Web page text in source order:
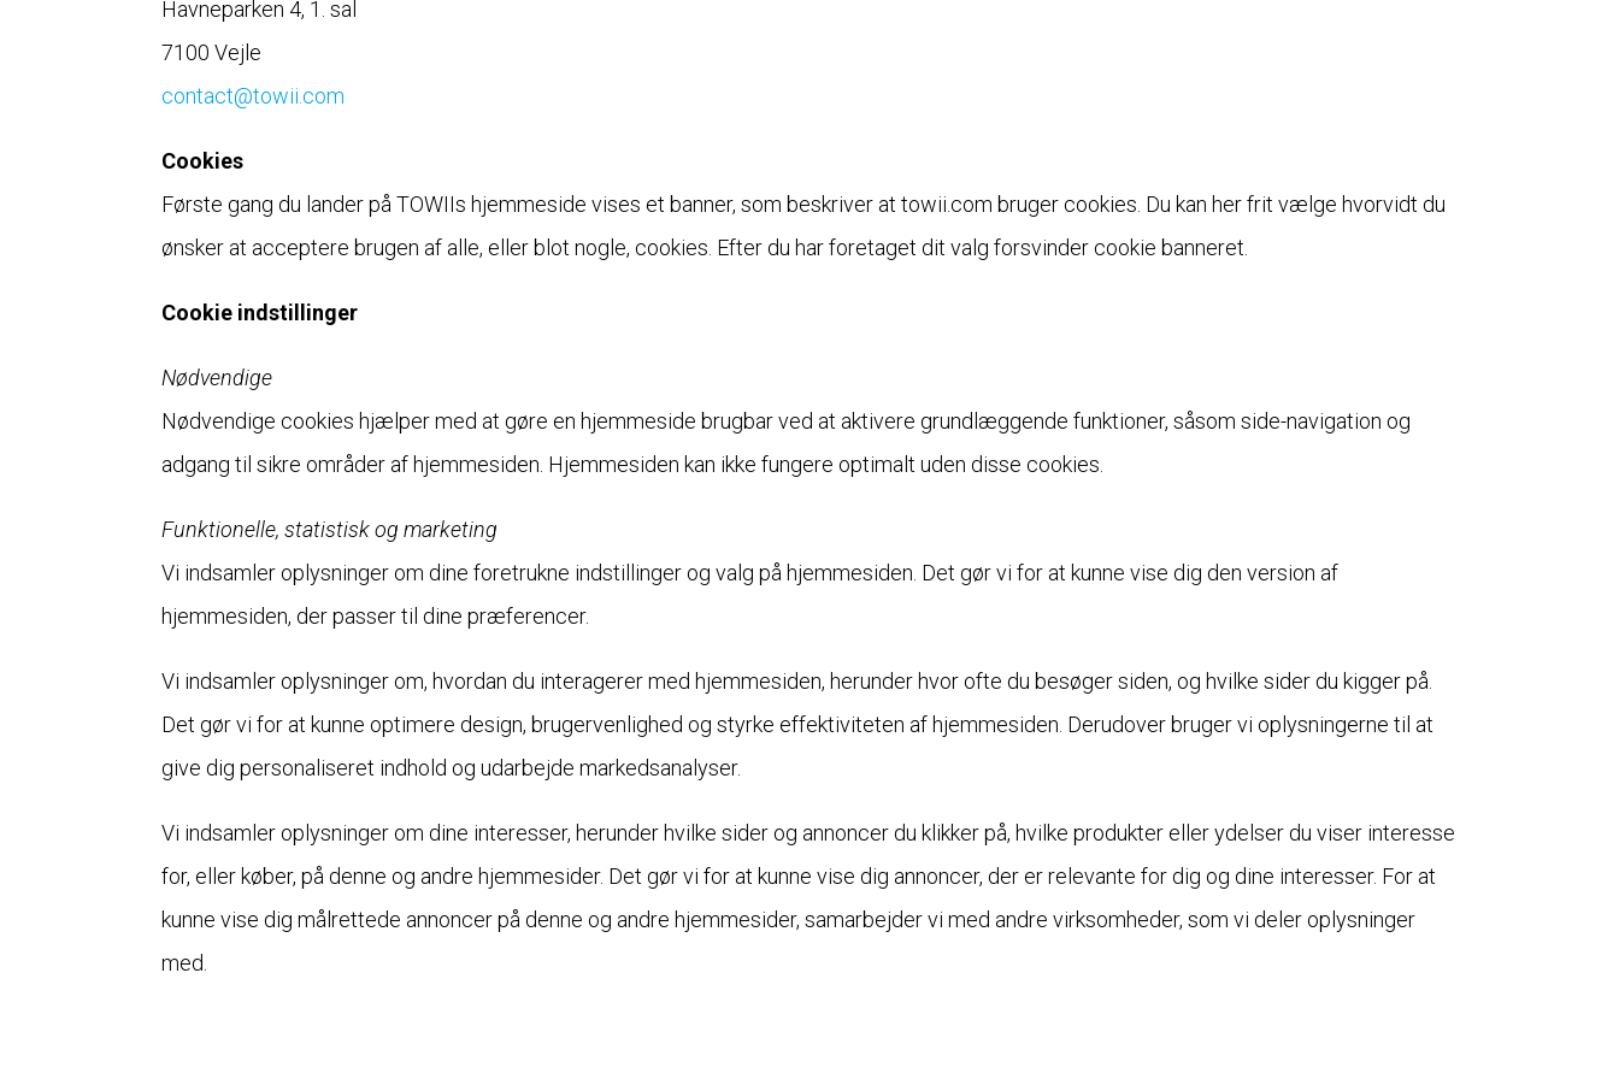
Havneparken 4, 1. sal
7100 Vejle
contact@towii.com
Cookies
Første gang du lander på TOWIIs hjemmeside vises et banner, som beskriver at towii.com bruger cookies. Du kan her frit vælge hvorvidt du
ønsker at acceptere brugen af alle, eller blot nogle, cookies. Efter du har foretaget dit valg forsvinder cookie banneret.
Cookie indstillinger
Nødvendige
Nødvendige cookies hjælper med at gøre en hjemmeside brugbar ved at aktivere grundlæggende funktioner, såsom side-navigation og
adgang til sikre områder af hjemmesiden. Hjemmesiden kan ikke fungere optimalt uden disse cookies.
Funktionelle, statistisk og marketing
Vi indsamler oplysninger om dine foretrukne indstillinger og valg på hjemmesiden. Det gør vi for at kunne vise dig den version af
hjemmesiden, der passer til dine præferencer.
Vi indsamler oplysninger om, hvordan du interagerer med hjemmesiden, herunder hvor ofte du besøger siden, og hvilke sider du kigger på.
Det gør vi for at kunne optimere design, brugervenlighed og styrke effektiviteten af hjemmesiden. Derudover bruger vi oplysningerne til at
give dig personaliseret indhold og udarbejde markedsanalyser.
Vi indsamler oplysninger om dine interesser, herunder hvilke sider og annoncer du klikker på, hvilke produkter eller ydelser du viser interesse
for, eller køber, på denne og andre hjemmesider. Det gør vi for at kunne vise dig annoncer, der er relevante for dig og dine interesser. For at
kunne vise dig målrettede annoncer på denne og andre hjemmesider, samarbejder vi med andre virksomheder, som vi deler oplysninger
med.